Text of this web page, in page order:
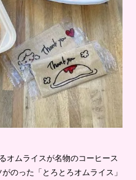
オムライスが名物のコーヒース
のった「とろとろオムライス」